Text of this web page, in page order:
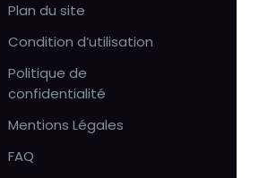
Plan du site
Condition d’utilisation
Politique de
confidentialité
Mentions Légales
FAQ